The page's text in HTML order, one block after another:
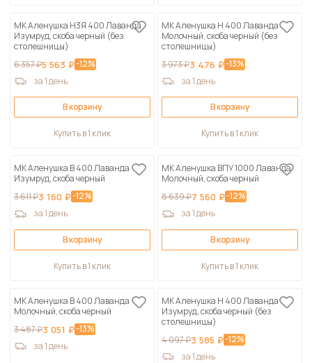
МК Аленушка Н3Я 400 Лаванда
Изумруд, скоба черный (без
столешницы)
6 357 ₽5 563 ₽-12%
за 1 день
В корзину
Купить в 1 клик
МК Аленушка Н 400 Лаванда
Молочный, скоба черный (без
столешницы)
3 973 ₽3 476 ₽-13%
за 1 день
В корзину
Купить в 1 клик
МК Аленушка В 400 Лаванда
Изумруд, скоба черный
3 611 ₽3 160 ₽-12%
за 1 день
В корзину
Купить в 1 клик
МК Аленушка ВПУ 1000 Лаванда
Молочный, скоба черный
8 639 ₽7 560 ₽-12%
за 1 день
В корзину
Купить в 1 клик
МК Аленушка В 400 Лаванда
Молочный, скоба черный
3 487 ₽3 051 ₽-13%
за 1 день
МК Аленушка Н 400 Лаванда
Изумруд, скоба черный (без
столешницы)
4 097 ₽3 585 ₽-12%
за 1 день